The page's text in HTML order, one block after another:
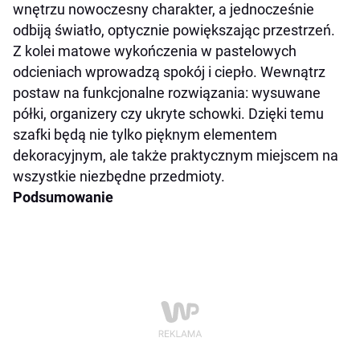
wnętrzu nowoczesny charakter, a jednocześnie
odbiją światło, optycznie powiększając przestrzeń.
Z kolei matowe wykończenia w pastelowych
odcieniach wprowadzą spokój i ciepło. Wewnątrz
postaw na funkcjonalne rozwiązania: wysuwane
półki, organizery czy ukryte schowki. Dzięki temu
szafki będą nie tylko pięknym elementem
dekoracyjnym, ale także praktycznym miejscem na
wszystkie niezbędne przedmioty.
Podsumowanie